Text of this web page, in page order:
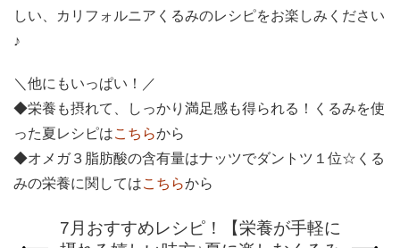
しい、カリフォルニアくるみのレシピをお楽しみください
♪
＼他にもいっぱい！／
◆栄養も摂れて、しっかり満足感も得られる！くるみを使
った夏レシピはこちらから
◆オメガ３脂肪酸の含有量はナッツでダントツ１位☆くる
みの栄養に関してはこちらから
7月おすすめレシピ！【栄養が手軽に